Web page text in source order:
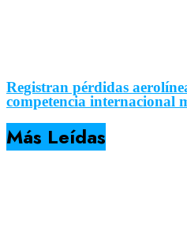
Registran pérdidas
competencia internacional
Más Leídas